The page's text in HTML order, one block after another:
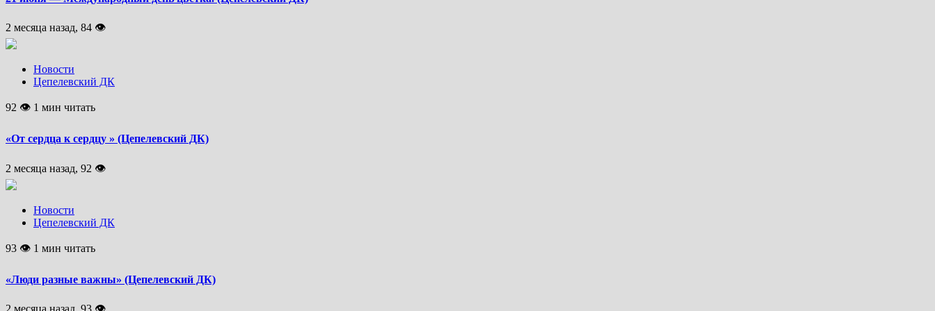
2 месяца назад, 84 👁
Новости
Цепелевский ДК
92 👁 1 мин читать
«От сердца к сердцу » (Цепелевский ДК)
2 месяца назад, 92 👁
Новости
Цепелевский ДК
93 👁 1 мин читать
«Люди разные важны» (Цепелевский ДК)